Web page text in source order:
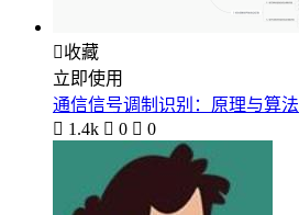
收藏
立即使用
通信信号调制识别：原理与算法
 1.4k  0  0